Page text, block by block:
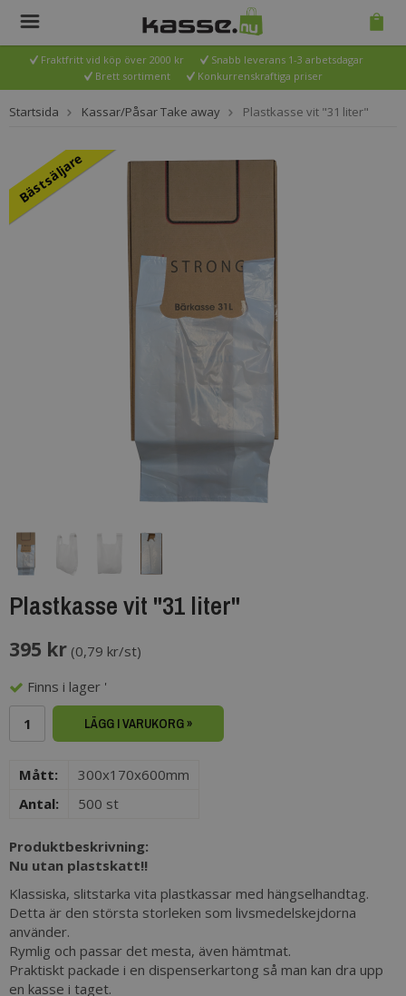
Fraktfritt vid köp över 2000 kr
Snabb leverans 1-3 arbetsdagar
Brett sortiment
Konkurrenskraftiga priser
Startsida Kassar/Påsar Take away Plastkasse vit "31 liter"
Bästsäljare
Plastkasse vit "31 liter"
395 kr (0,79 kr/st)
Finns i lager '
LÄGG I VARUKORG »
Mått:
300x170x600mm
Antal:
500 st
Produktbeskrivning:
Nu utan plastskatt!!
Klassiska, slitstarka vita plastkassar med hängselhandtag.
Detta är den största storleken som livsmedelskejdorna
använder.
Rymlig och passar det mesta, även hämtmat.
Praktiskt packade i en dispenserkartong så man kan dra upp
en kasse i taget.